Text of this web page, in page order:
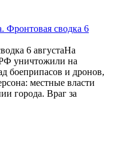
Фронтовая сводка 6
6 августаНа
уничтожили на
боеприпасов и дронов,
местные власти
города. Враг за